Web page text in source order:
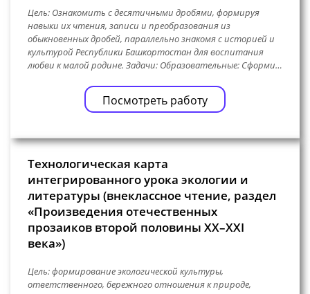
Цель: Ознакомить с десятичными дробями, формируя
навыки их чтения, записи и преобразования из
обыкновенных дробей, параллельно знакомя с историей и
культурой Республики Башкортостан для воспитания
любви к малой родине. Задачи: Образовательные: Сформи…
Посмотреть работу
Технологическая карта
интегрированного урока экологии и
литературы (внеклассное чтение, раздел
«Произведения отечественных
прозаиков второй половины XX–XXI
века»)
Цель: формирование экологической культуры,
ответственного, бережного отношения к природе,